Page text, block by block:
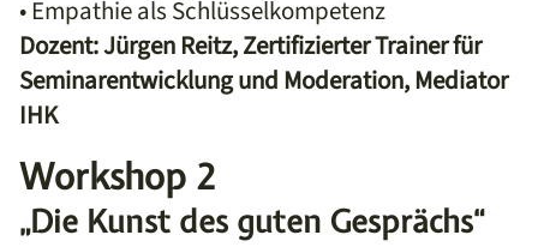
• Empathie als Schlüsselkompetenz
Dozent: Jürgen Reitz, Zertifizierter Trainer für
Seminarentwicklung und Moderation, Mediator
IHK
Workshop 2
„Die Kunst des guten Gesprächs“